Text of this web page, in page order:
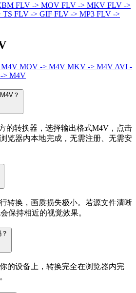
FLV -> MOV FLV -> MKV FLV ->
TS FLV -> GIF FLV -> MP3 FLV ->
MOV -> M4V MKV -> M4V AVI -
> M4V
？
的转换器，选择输出格式M4V，点击
览器内本地完成，无需注册、无需安
转换，画质损失极小。若源文件清晰
保持相近的视觉效果。
的设备上，转换完全在浏览器内完